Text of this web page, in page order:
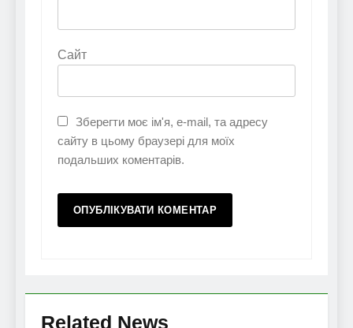
Сайт
Зберегти моє ім'я, e-mail, та адресу
сайту в цьому браузері для моїх
подальших коментарів.
Related News